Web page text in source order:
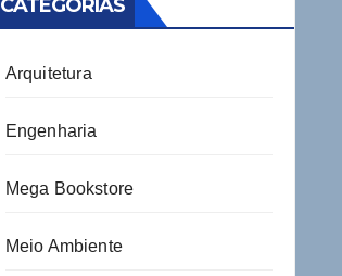
CATEGORIAS
Arquitetura
Engenharia
Mega Bookstore
Meio Ambiente